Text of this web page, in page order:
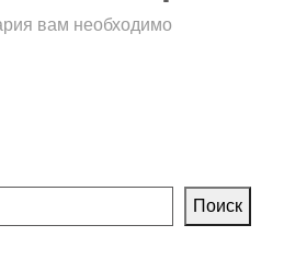
вам необходимо
Поиск